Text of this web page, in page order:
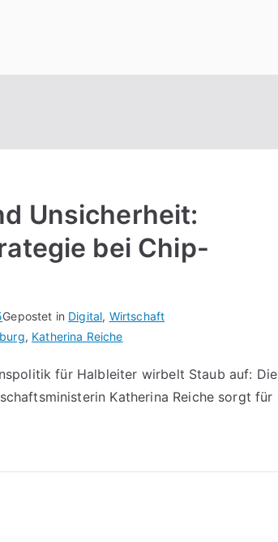
Unsicherheit:
bei Chip-
Gepostet in Digital, Wirtschaft
, Katherina Reiche
für Halbleiter wirbelt Staub auf: Die
Katherina Reiche sorgt für